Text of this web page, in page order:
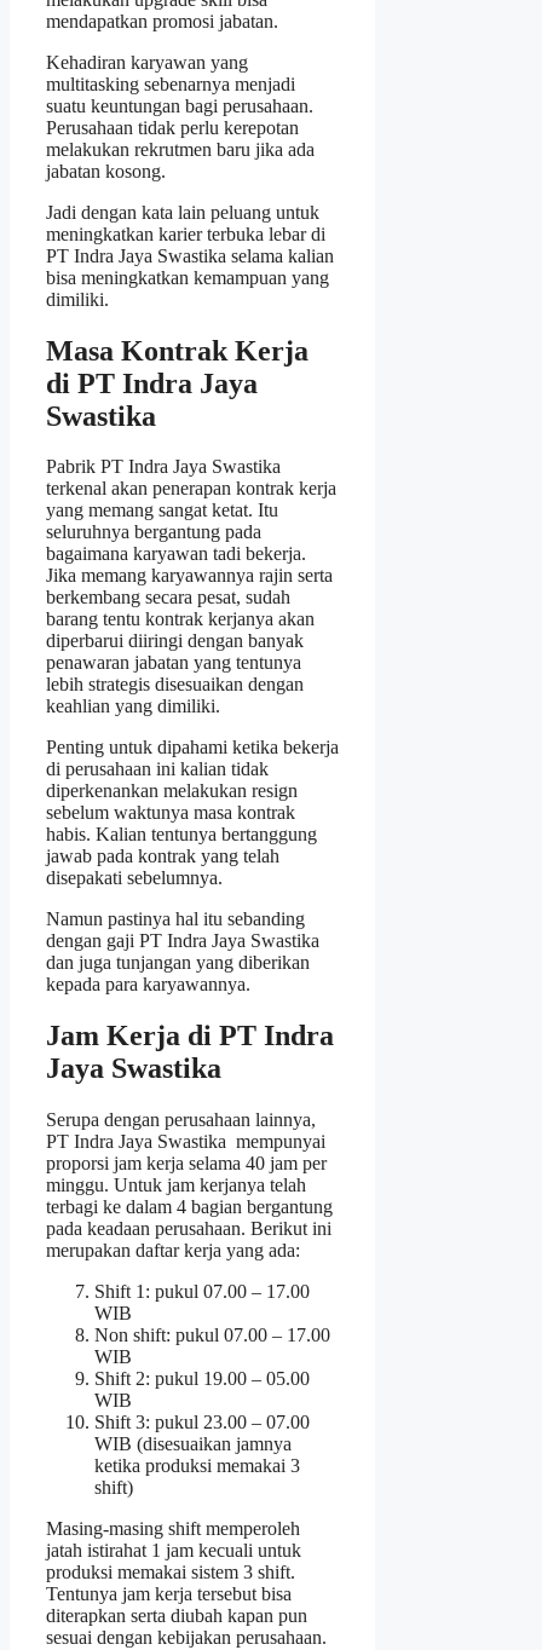
mendapatkan promosi jabatan.
Kehadiran karyawan yang
multitasking sebenarnya menjadi
suatu keuntungan bagi perusahaan.
Perusahaan tidak perlu kerepotan
melakukan rekrutmen baru jika ada
jabatan kosong.
Jadi dengan kata lain peluang untuk
meningkatkan karier terbuka lebar di
PT Indra Jaya Swastika selama kalian
bisa meningkatkan kemampuan yang
dimiliki.
Masa Kontrak Kerja
di PT Indra Jaya
Swastika
Pabrik PT Indra Jaya Swastika
terkenal akan penerapan kontrak kerja
yang memang sangat ketat. Itu
seluruhnya bergantung pada
bagaimana karyawan tadi bekerja.
Jika memang karyawannya rajin serta
berkembang secara pesat, sudah
barang tentu kontrak kerjanya akan
diperbarui diiringi dengan banyak
penawaran jabatan yang tentunya
lebih strategis disesuaikan dengan
keahlian yang dimiliki.
Penting untuk dipahami ketika bekerja
di perusahaan ini kalian tidak
diperkenankan melakukan resign
sebelum waktunya masa kontrak
habis. Kalian tentunya bertanggung
jawab pada kontrak yang telah
disepakati sebelumnya.
Namun pastinya hal itu sebanding
dengan gaji PT Indra Jaya Swastika
dan juga tunjangan yang diberikan
kepada para karyawannya.
Jam Kerja di PT Indra
Jaya Swastika
Serupa dengan perusahaan lainnya,
PT Indra Jaya Swastika mempunyai
proporsi jam kerja selama 40 jam per
minggu. Untuk jam kerjanya telah
terbagi ke dalam 4 bagian bergantung
pada keadaan perusahaan. Berikut ini
merupakan daftar kerja yang ada:
Shift 1: pukul 07.00 – 17.00
WIB
Non shift: pukul 07.00 – 17.00
WIB
Shift 2: pukul 19.00 – 05.00
WIB
Shift 3: pukul 23.00 – 07.00
WIB (disesuaikan jamnya
ketika produksi memakai 3
shift)
Masing-masing shift memperoleh
jatah istirahat 1 jam kecuali untuk
produksi memakai sistem 3 shift.
Tentunya jam kerja tersebut bisa
diterapkan serta diubah kapan pun
sesuai dengan kebijakan perusahaan.